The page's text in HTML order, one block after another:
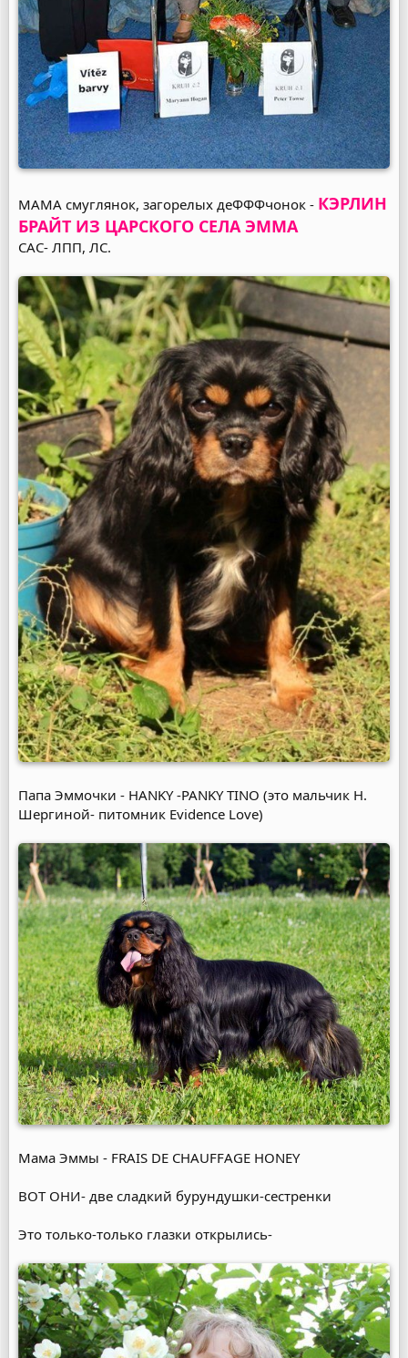
МАМА смуглянок, загорелых деФФФчонок - КЭРЛИН
БРАЙТ ИЗ ЦАРСКОГО СЕЛА ЭММА
САС- ЛПП, ЛС.
Папа Эммочки - HANKY -PANKY TINO (это мальчик Н.
Шергиной- питомник Evidence Love)
Мама Эммы - FRAIS DE CHAUFFAGE HONEY
ВОТ ОНИ- две сладкий бурундушки-сестренки
Это только-только глазки открылись-